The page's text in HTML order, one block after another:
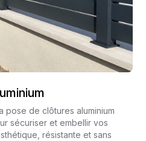
pose de clôtures aluminium
sécuriser et embellir vos
résistante et sans